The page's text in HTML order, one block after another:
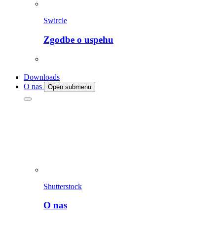
Swircle
Zgodbe o uspehu
Downloads
O nas
Open submenu
Shutterstock
O nas